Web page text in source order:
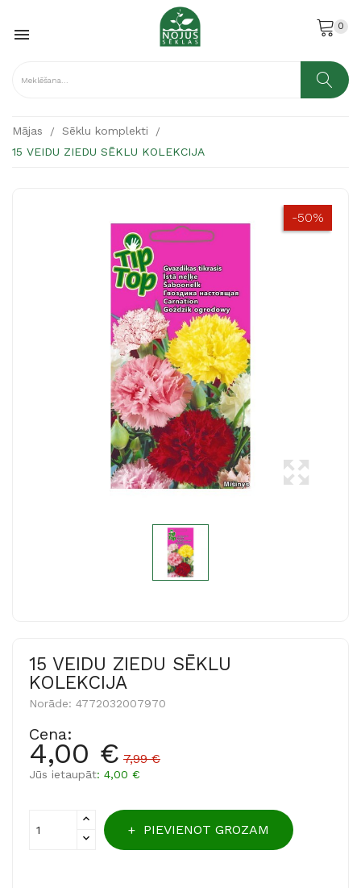
 0
Mājas
Sēklu komplekti
15 VEIDU ZIEDU SĒKLU KOLEKCIJA
-50%
15 VEIDU ZIEDU SĒKLU
KOLEKCIJA
Norāde: 4772032007970
Cena:
4,00 € 7,99 €
Jūs ietaupāt: 4,00 €
PIEVIENOT GROZAM